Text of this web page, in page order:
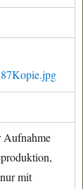
Aufnahme
mit